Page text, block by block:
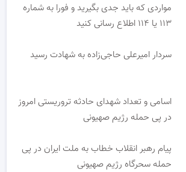
مواردی که باید جدی بگیرید و فورا به شماره
۱۱۳ یا ۱۱۴ اطلاع رسانی کنید
سردار امیرعلی حاجی‌زاده به شهادت رسید
اسامی و تعداد شهدای حادثه تروریستی امروز
در پی حمله رژیم صهیونی
پیام رهبر انقلاب خطاب به ملت ایران در پی
حمله سحرگاه رژیم صهیونی